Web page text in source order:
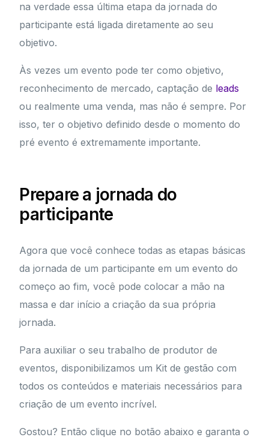
na verdade essa última etapa da jornada do
participante está ligada diretamente ao seu
objetivo.
Às vezes um evento pode ter como objetivo,
reconhecimento de mercado, captação de leads
ou realmente uma venda, mas não é sempre. Por
isso, ter o objetivo definido desde o momento do
pré evento é extremamente importante.
Prepare a jornada do
participante
Agora que você conhece todas as etapas básicas
da jornada de um participante em um evento do
começo ao fim, você pode colocar a mão na
massa e dar início a criação da sua própria
jornada.
Para auxiliar o seu trabalho de produtor de
eventos, disponibilizamos um Kit de gestão com
todos os conteúdos e materiais necessários para
criação de um evento incrível.
Gostou? Então clique no botão abaixo e garanta o